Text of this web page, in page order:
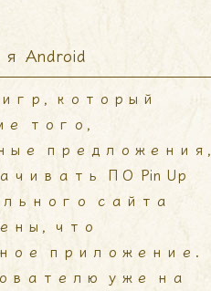
который
того,
предложения,
ПО Pin Up
сайта
что
приложение.
уже на